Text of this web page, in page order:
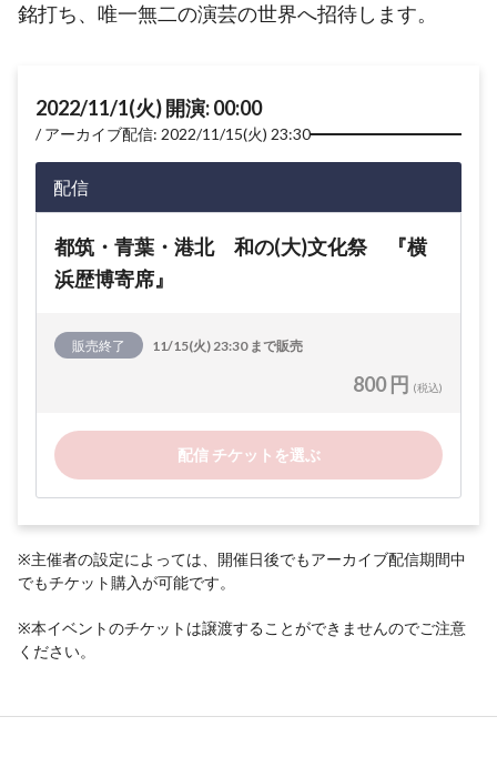
銘打ち、唯一無二の演芸の世界へ招待します。
2022/11/1(火) 開演: 00:00
アーカイブ配信: 2022/11/15(火) 23:30
配信
都筑・青葉・港北 和の(大)文化祭 『横
浜歴博寄席』
販売終了 11/15(火) 23:30 まで販売
800 円 (税込)
配信 チケットを選ぶ
※主催者の設定によっては、開催日後でもアーカイブ配信期間中
でもチケット購入が可能です。
※本イベントのチケットは譲渡することができませんのでご注意
ください。